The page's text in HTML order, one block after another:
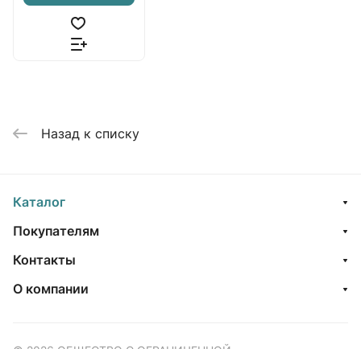
Назад к списку
Каталог
Покупателям
Контакты
О компании